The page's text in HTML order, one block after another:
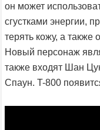
он может
сгустками энергии,
терять кожу, а также
Новый персонаж
также входят Шан
Спаун. T-800